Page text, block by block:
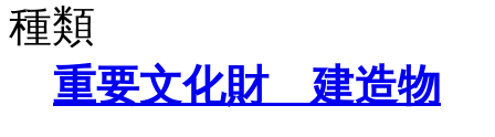
種類
重要文化財 建造物